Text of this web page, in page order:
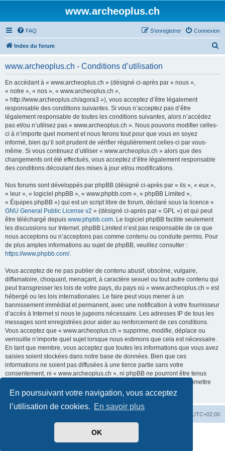
En poursuivant votre navigation, vous acceptez
l’utilisation de cookies. En savoir plus
OK
www.archeoplus.ch
FAQ Connexion
S’enregistrer
Index du forum
www.archeoplus.ch - Conditions d’utilisation
En accédant à « www.archeoplus.ch » (désigné ci-après par « nous »,
« notre », « nos », « www.archeoplus.ch »,
« http://www.archeoplus.ch/agora3 »), vous acceptez d’être légalement
responsable des conditions suivantes. Si vous n’acceptez pas d’être
légalement responsable de toutes les conditions suivantes, alors n’accédez
pas et/ou n’utilisez pas « www.archeoplus.ch ». Nous pouvons modifier celles-
ci à n’importe quel moment et nous ferons tout pour que vous en soyez
informé, bien qu’il soit prudent de vérifier régulièrement celles-ci par vous-
même. Si vous continuez d’utiliser « www.archeoplus.ch » alors que des
changements ont été effectués, vous acceptez d’être légalement responsable
des conditions découlant des mises à jour et/ou modifications.
Nos forums sont développés par phpBB (désigné ci-après par « ils », « eux »,
« leur », « logiciel phpBB », « www.phpbb.com », « phpBB Limited »,
« Équipes phpBB ») qui est un script libre de forum, déclaré sous la licence «
GNU General Public License v2 » (désigné ci-après par « GPL ») et qui peut
être téléchargé depuis www.phpbb.com. Le logiciel phpBB facilite seulement
les discussions sur Internet. phpBB Limited n’est pas responsable de ce que
nous acceptons ou n’acceptons pas comme contenu ou conduite permis. Pour
de plus amples informations au sujet de phpBB, veuillez consulter :
https://www.phpbb.com/.
Vous acceptez de ne pas publier de contenu abusif, obscène, vulgaire,
diffamatoire, choquant, menaçant, à caractère sexuel ou tout autre contenu qui
peut transgresser les lois de votre pays, du pays où « www.archeoplus.ch » est
hébergé ou les lois internationales. Le faire peut vous mener à un
bannissement immédiat et permanent, avec une notification à votre fournisseur
d’accès à Internet si nous le jugeons nécessaire. Les adresses IP de tous les
messages sont enregistrées pour aider au renforcement de ces conditions.
Vous acceptez que « www.archeoplus.ch » supprime, modifie, déplace ou
verrouille n’importe quel sujet lorsque nous estimons que cela est nécessaire.
En tant que membre, vous acceptez que toutes les informations que vous avez
saisies soient stockées dans notre base de données. Bien que ces
informations ne soient pas diffusées à une tierce partie sans votre
consentement, ni « www.archeoplus.ch », ni phpBB ne pourront être tenus
comme responsables en cas de tentative de piratage visant à compromettre
les données.
UTC+02:00
phpBB ® Forum Software © phpBB Limited
phpBB-fr.com